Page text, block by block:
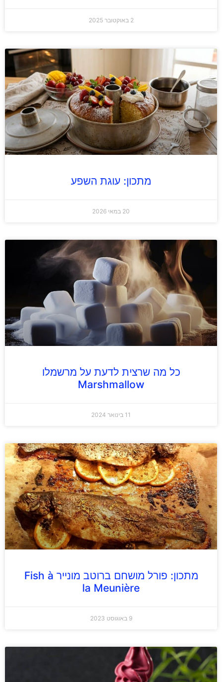
2 באוקטובר 2025
מתכון: עוגת השפע
20 במאי 2026
כל מה שרצית לדעת על מרשמלו
Marshmallow
11 בינואר 2024
מתכון: פורל מושחם ברוטב מונייר Fish à
la Meunière
9 באוגוסט 2023